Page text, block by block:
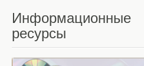
Информационные
ресурсы